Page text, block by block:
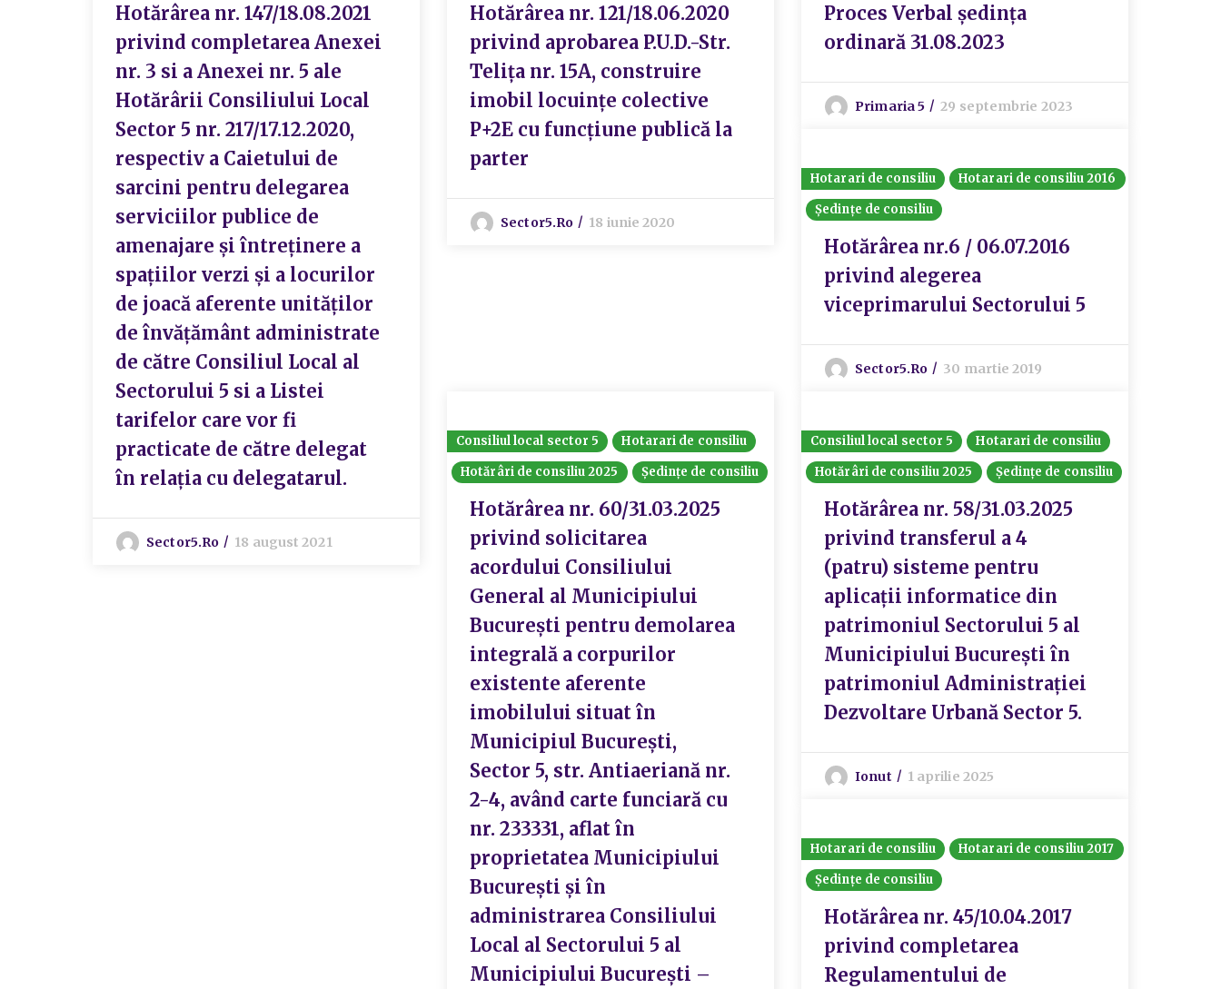
Hotărârea nr. 147/18.08.2021
privind completarea Anexei
nr. 3 si a Anexei nr. 5 ale
Hotărârii Consiliului Local
Sector 5 nr. 217/17.12.2020,
respectiv a Caietului de
sarcini pentru delegarea
serviciilor publice de
amenajare și întreținere a
spațiilor verzi și a locurilor
de joacă aferente unităților
de învățământ administrate
de către Consiliul Local al
Sectorului 5 si a Listei
tarifelor care vor fi
practicate de către delegat
în relația cu delegatarul.
Sector5.ro 18 august 2021
Hotărârea nr. 121/18.06.2020
privind aprobarea P.U.D.-Str.
Telița nr. 15A, construire
imobil locuințe colective
P+2E cu funcțiune publică la
parter
Sector5.ro 18 iunie 2020
Proces Verbal ședința
ordinară 31.08.2023
Primaria 5 29 septembrie 2023
Hotarari de consiliu
Hotarari de consiliu 2016
Ședințe de consiliu
Hotărârea nr.6 / 06.07.2016
privind alegerea
viceprimarului Sectorului 5
Sector5.ro 30 martie 2019
Consiliul local sector 5
Hotarari de consiliu
Hotărâri de consiliu 2025
Ședințe de consiliu
Hotărârea nr. 60/31.03.2025
privind solicitarea
acordului Consiliului
General al Municipiului
București pentru demolarea
integrală a corpurilor
existente aferente
imobilului situat în
Municipiul București,
Sector 5, str. Antiaeriană nr.
2-4, având carte funciară cu
nr. 233331, aflat în
proprietatea Municipiului
București și în
administrarea Consiliului
Local al Sectorului 5 al
Municipiului București –
Consiliul local sector 5
Hotarari de consiliu
Hotărâri de consiliu 2025
Ședințe de consiliu
Hotărârea nr. 58/31.03.2025
privind transferul a 4
(patru) sisteme pentru
aplicații informatice din
patrimoniul Sectorului 5 al
Municipiului București în
patrimoniul Administrației
Dezvoltare Urbană Sector 5.
Ionut 1 aprilie 2025
Hotarari de consiliu
Hotarari de consiliu 2017
Ședințe de consiliu
Hotărârea nr. 45/10.04.2017
privind completarea
Regulamentului de